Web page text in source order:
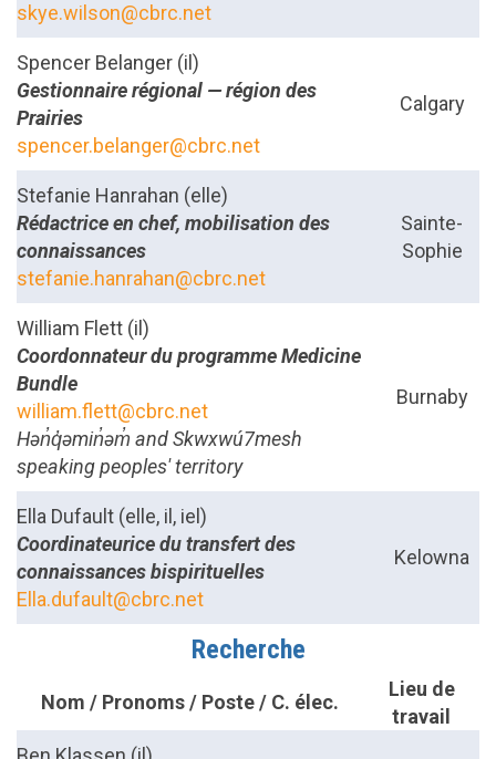
skye.wilson@cbrc.net
Spencer Belanger (il)
Gestionnaire régional — région des
Prairies
spencer.belanger@cbrc.net
Calgary
Stefanie Hanrahan (elle)
Rédactrice en chef, mobilisation des
connaissances
stefanie.hanrahan@cbrc.net
Sainte-
Sophie
William Flett (il)
Coordonnateur du programme Medicine
Bundle
william.flett@cbrc.net
Hən̓q̓əmin̓əm̓ and Skwxwú7mesh
speaking peoples' territory
Burnaby
Ella Dufault (elle, il, iel)
Coordinateurice du transfert des
connaissances bispirituelles
Ella.dufault@cbrc.net
Kelowna
Recherche
Nom / Pronoms / Poste / C. élec.
Lieu de
travail